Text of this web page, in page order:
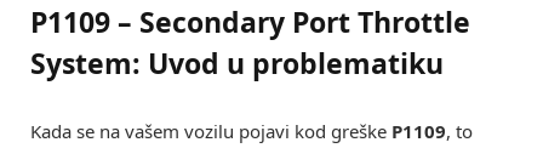
P1109 – Secondary Port Throttle
System: Uvod u problematiku
Kada se na vašem vozilu pojavi kod greške P1109, to